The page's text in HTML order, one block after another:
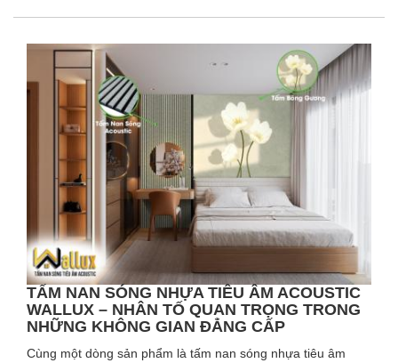
TẤM NAN SÓNG NHỰA TIÊU ÂM ACOUSTIC
WALLUX – NHÂN TỐ QUAN TRỌNG TRONG
NHỮNG KHÔNG GIAN ĐẲNG CẤP
Cùng một dòng sản phẩm là tấm nan sóng nhựa tiêu âm